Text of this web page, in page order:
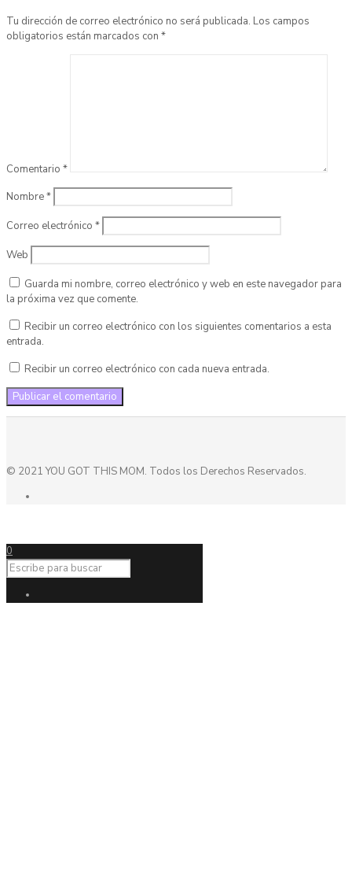
Tu dirección de correo electrónico no será publicada. Los campos
obligatorios están marcados con *
Comentario *
Nombre*
Correo electrónico *
Web
Guarda mi nombre, correo electrónico y web en este navegador para
la próxima vez que comente.
Recibir un correo electrónico con los siguientes comentarios a esta
entrada.
Recibir un correo electrónico con cada nueva entrada.
© 2021 YOU GOT THIS MOM. Todos los Derechos Reservados.
0